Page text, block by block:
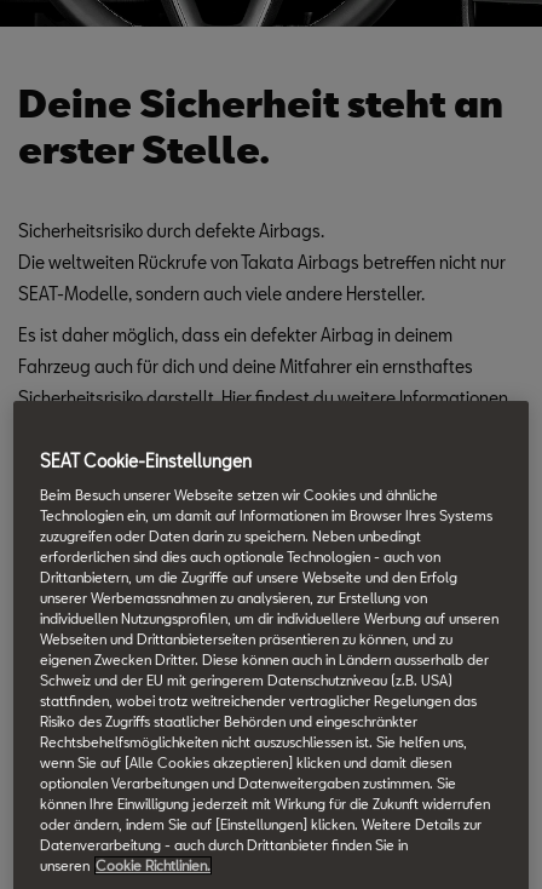
Deine Sicherheit steht an
erster Stelle.
Sicherheitsrisiko durch defekte Airbags.
Die weltweiten Rückrufe von Takata Airbags betreffen nicht nur
SEAT-Modelle, sondern auch viele andere Hersteller.
Es ist daher möglich, dass ein defekter Airbag in deinem
Fahrzeug auch für dich und deine Mitfahrer ein ernsthaftes
Sicherheitsrisiko darstellt. Hier findest du weitere Informationen
Ist auch dein Fahrzeug betroffen?
Das Unternehmen Takata hat im Laufe der Jahre der
Automobilindustrie Airbags mit fehlerhaften Gasgeneratoren
geliefert, die sich unter bestimmten klimatischen Einflüssen (Hitze
und Feuchtigkeit) durch Alterung verändern und dadurch
gefährlich werden können.
In deinem Land sind diese Airbags bei SEAT in Fahrzeugen aus
den Jahren 2009–2017 eingebaut. Bitte verwende deine
Fahrgestellnummer in der nachstehenden FIN-Prüfung, um
festzustellen, ob dein Fahrzeug betroffen ist. Du solltest dies
regelmässig tun, da die Fahrzeuglisten ständig aktualisiert
werden.
Wie gross ist die Gefahr?
SEAT Cookie-Einstellungen
Beim Besuch unserer Webseite setzen wir Cookies und ähnliche
Technologien ein, um damit auf Informationen im Browser Ihres Systems
zuzugreifen oder Daten darin zu speichern. Neben unbedingt
erforderlichen sind dies auch optionale Technologien - auch von
Drittanbietern, um die Zugriffe auf unsere Webseite und den Erfolg
unserer Werbemassnahmen zu analysieren, zur Erstellung von
individuellen Nutzungsprofilen, um dir individuellere Werbung auf unseren
Webseiten und Drittanbieterseiten präsentieren zu können, und zu
eigenen Zwecken Dritter. Diese können auch in Ländern ausserhalb der
Schweiz und der EU mit geringerem Datenschutzniveau (z.B. USA)
stattfinden, wobei trotz weitreichender vertraglicher Regelungen das
Risiko des Zugriffs staatlicher Behörden und eingeschränkter
Rechtsbehelfsmöglichkeiten nicht auszuschliessen ist. Sie helfen uns,
wenn Sie auf [Alle Cookies akzeptieren] klicken und damit diesen
optionalen Verarbeitungen und Datenweitergaben zustimmen. Sie
können Ihre Einwilligung jederzeit mit Wirkung für die Zukunft widerrufen
oder ändern, indem Sie auf [Einstellungen] klicken. Weitere Details zur
Datenverarbeitung - auch durch Drittanbieter finden Sie in
unseren Cookie Richtlinien.